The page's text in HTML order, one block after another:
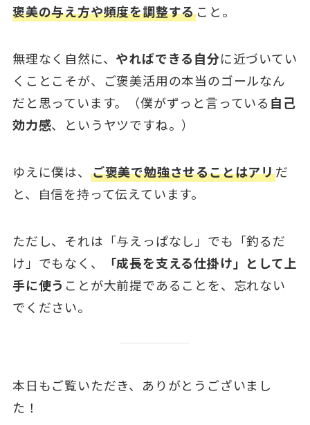
褒美の与え方や頻度を調整すること。
無理なく自然に、 やればできる自分に近づいてい
くことこそが、ご褒美活用の本当のゴールなん
だと思っています。（僕がずっと言っている 自己
効力感、というヤツですね。）
ゆえに僕は、 ご褒美で勉強させることはアリだ
と、自信を持って伝えています。
ただし、それは「与えっぱなし」でも「釣るだ
け」でもなく、
「成長を支える仕掛け」として上
手に使う ことが大前提であることを、忘れない
でください。
本日もご覧いただき、ありがとうございまし
た！